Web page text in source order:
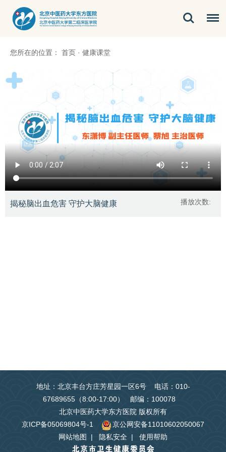
您所在的位置： 首页 · 健康课堂
揭秘脑出血危害 守护大脑健康 播放次数:
地址：北京丰台方庄芳星园一区6号 电话：010-
67689655（8:00-17:00） 邮编：100078
北京中医药大学东方医院 版权所有
京ICP备05069804号-1
京公网安备11010602050067
网站地图
| 隐私安全 | 使用帮助